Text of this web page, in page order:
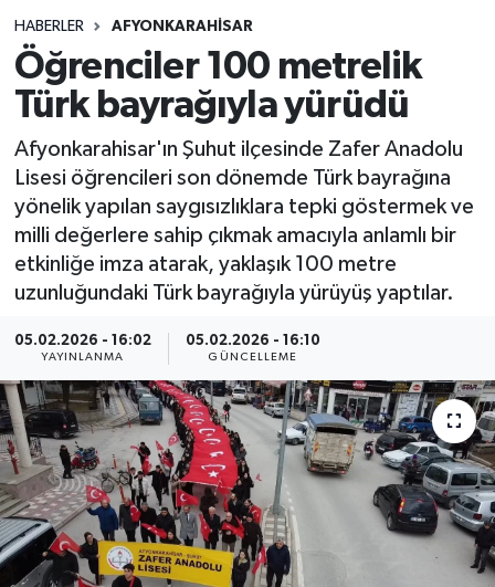
HABERLER AFYONKARAHISAR
Öğrenciler 100 metrelik
Türk bayrağıyla yürüdü
Afyonkarahisar'ın Şuhut ilçesinde Zafer Anadolu
Lisesi öğrencileri son dönemde Türk bayrağına
yönelik yapılan saygısızlıklara tepki göstermek ve
milli değerlere sahip çıkmak amacıyla anlamlı bir
etkinliğe imza atarak, yaklaşık 100 metre
uzunluğundaki Türk bayrağıyla yürüyüş yaptılar.
05.02.2026 - 16:02
YAYINLANMA
05.02.2026 - 16:10
GÜNCELLEME
Spor
Tebrik
Türkiye